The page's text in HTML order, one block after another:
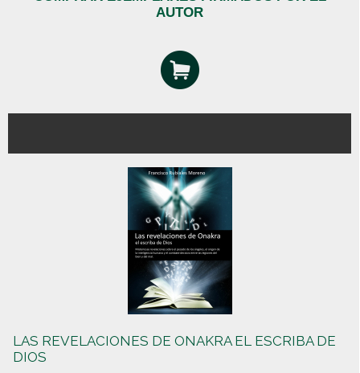
AUTOR
LAS REVELACIONES DE ONAKRA EL ESCRIBA DE
DIOS